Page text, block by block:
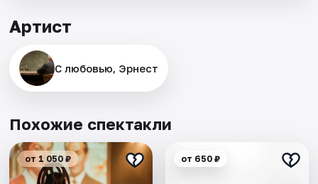
Артист
С любовью, Эрнест
Похожие спектакли
от 1 050 ₽ от 650 ₽